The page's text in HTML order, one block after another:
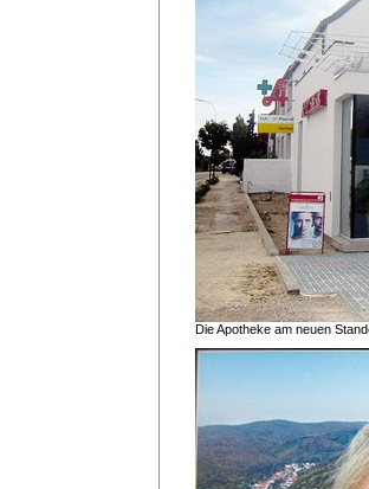
Die Apotheke am neuen